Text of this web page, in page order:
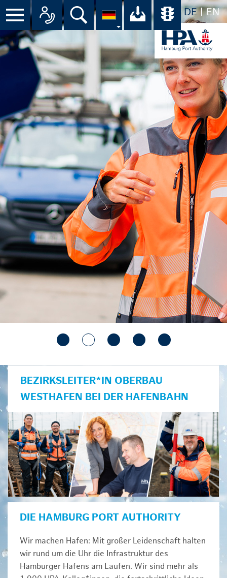
DE EN
Suche Ihr Download-
BEZIRKSLEITER*IN OBERBAU
WESTHAFEN BEI DER HAFENBAHN
DIE HAMBURG PORT AUTHORITY
Wir machen Hafen: Mit großer Leidenschaft halten
wir rund um die Uhr die Infrastruktur des
Hamburger Hafens am Laufen. Wir sind mehr als